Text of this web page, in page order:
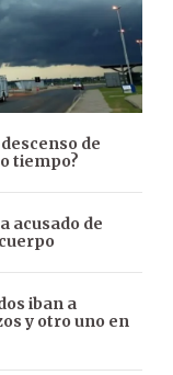
de
tiempo?
acusado de
iban a
y otro uno en